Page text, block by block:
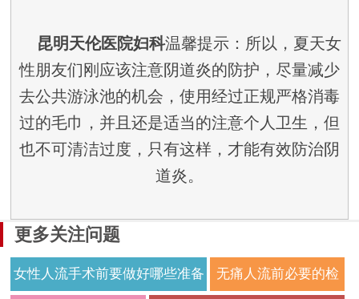
昆明天伦医院妇科温馨提示：所以，夏天女
性朋友们刚应该注意阴道炎的防护，尽量减少
去公共游泳池的机会，使用经过正规严格消毒
过的毛巾，并且还是适当的注意个人卫生，但
也不可清洁过度，只有这样，才能有效防治阴
道炎。
更多关注问题
女性人流手术前要做好哪些准备 无痛人流前必要的检